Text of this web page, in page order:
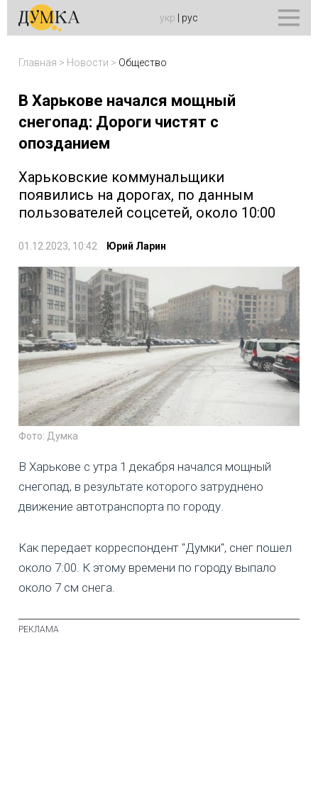
укр рус
Главная > Новости > Общество
В Харькове начался мощный
снегопад: Дороги чистят с
опозданием
Харьковские коммунальщики
появились на дорогах, по данным
пользователей соцсетей, около 10:00
01.12.2023, 10:42 Юрий Ларин
Фото: Думка
В Харькове с утра 1 декабря начался мощный
снегопад, в результате которого затруднено
движение автотранспорта по городу.
Как передает корреспондент "Думки", снег пошел
около 7:00. К этому времени по городу выпало
около 7 см снега.